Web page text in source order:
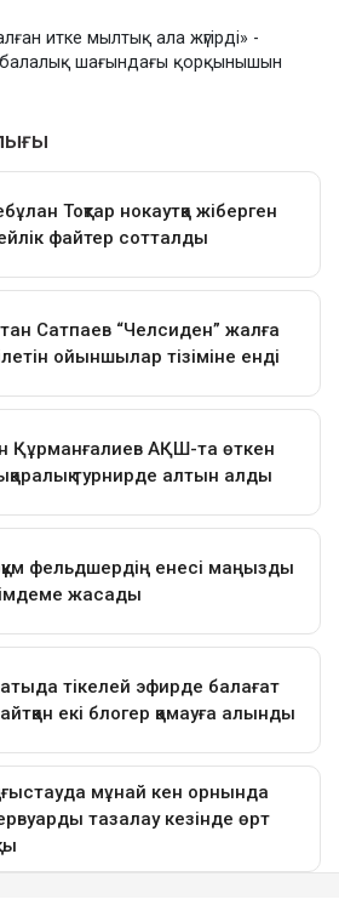
итке мылтық ала жүгірді» -
шағындағы қорқынышын